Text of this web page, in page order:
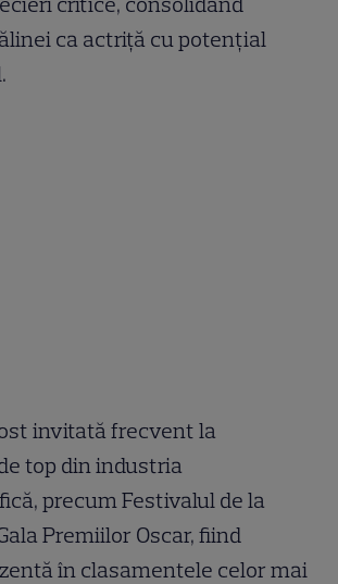
ca actriță cu potențial
invitată frecvent la
top din industria
precum Festivalul de la
Premiilor Oscar, fiind
în clasamentele celor mai